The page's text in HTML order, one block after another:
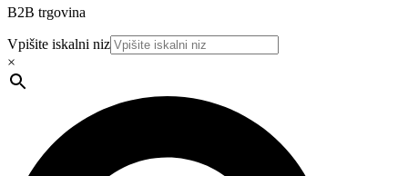
B2B trgovina
Vpišite iskalni niz
×